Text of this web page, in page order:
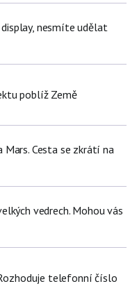
nesmíte udělat
poblíž Země
Mars. Cesta se zkrátí na
vedrech. Mohou vás
telefonní číslo